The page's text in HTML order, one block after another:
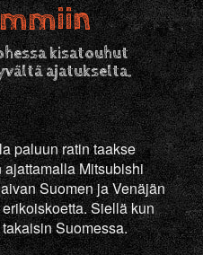
kisatouhut
ajatukselta.
paluun ratin taakse
Mitsubishi
Suomen ja Venäjän
Siellä kun
Suomessa.